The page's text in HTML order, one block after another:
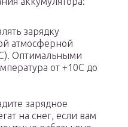
зарядку
атмосферной
Оптимальными
от +10C до
зарядное
на снег, если вам